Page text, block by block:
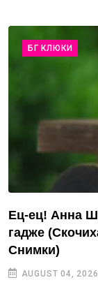
БГ КЛЮКИ
Ец-ец! Анна
гадже
Снимки)
AUGUST 04, 2026